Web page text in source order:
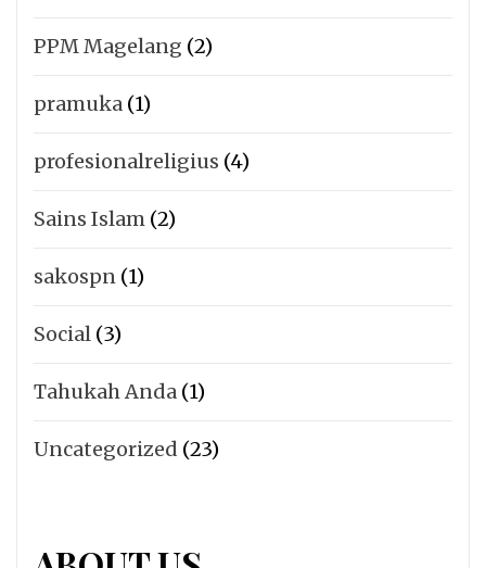
PPM Magelang (2)
pramuka (1)
profesionalreligius (4)
Sains Islam (2)
sakospn (1)
Social (3)
Tahukah Anda (1)
Uncategorized (23)